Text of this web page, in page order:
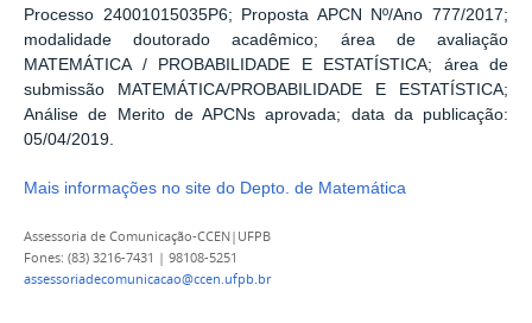
Processo 24001015035P6; Proposta APCN Nº/Ano 777/2017;
modalidade doutorado acadêmico; área de avaliação
MATEMÁTICA / PROBABILIDADE E ESTATÍSTICA; área de
submissão MATEMÁTICA/PROBABILIDADE E ESTATÍSTICA;
Análise de Merito de APCNs aprovada; data da publicação:
05/04/2019.
Mais informações no site do Depto. de Matemática
Assessoria de Comunicação-CCEN|UFPB
Fones: (83) 3216-7431 | 98108-5251
assessoriadecomunicacao@ccen.ufpb.br